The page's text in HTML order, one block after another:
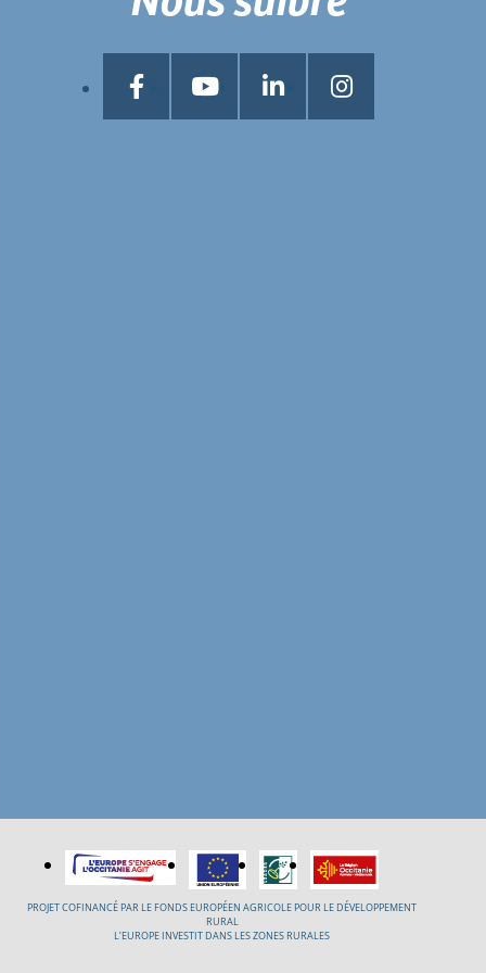
PROJET COFINANCÉ PAR LE FONDS EUROPÉEN AGRICOLE POUR LE DÉVELOPPEMENT
RURAL
L’EUROPE INVESTIT DANS LES ZONES RURALES